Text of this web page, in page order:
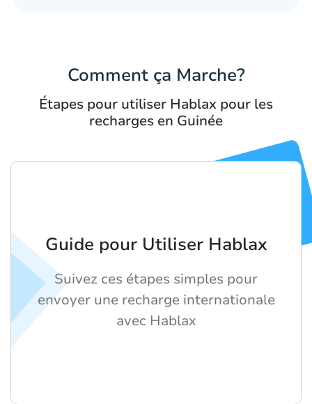
Comment ça Marche?
Étapes pour utiliser Hablax pour les
recharges en Guinée
Guide pour Utiliser Hablax
Suivez ces étapes simples pour
envoyer une recharge internationale
avec Hablax